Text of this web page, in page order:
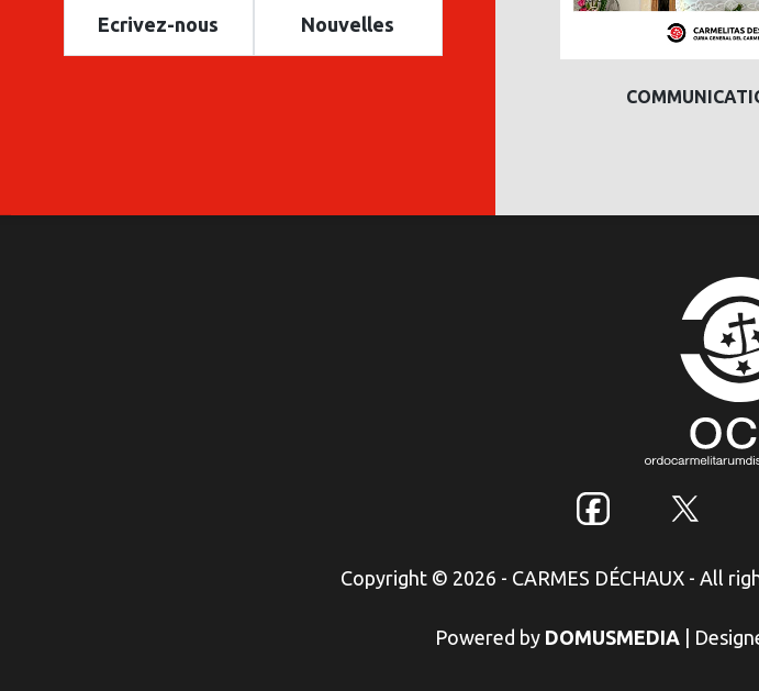
Ecrivez-nous Nouvelles
Copyright © 2026 - CARMES DÉCHAUX - All
Powered by DOMUSMEDIA